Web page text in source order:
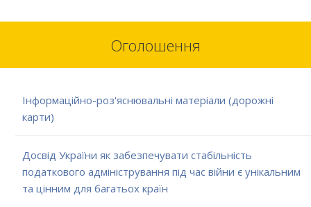
Оголошення
Інформаційно-роз'яснювальні матеріали (дорожні
карти)
Досвід України як забезпечувати стабільність
податкового адміністрування під час війни є унікальним
та цінним для багатьох країн